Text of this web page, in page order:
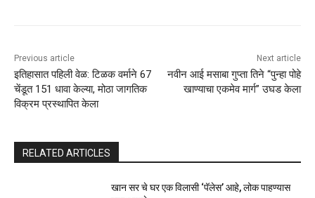
Previous article
इतिहासात पहिली वेळ: टिळक वर्माने 67
चेंडूत 151 धावा केल्या, मोठा जागतिक
विक्रम प्रस्थापित केला
Next article
नवीन आई मसाबा गुप्ता तिने “पुन्हा पोहे
खाण्याचा एकमेव मार्ग” उघड केला
RELATED ARTICLES
खान सर चे घर एक विलासी ‘पॅलेस’ आहे, लोक पाहण्यास